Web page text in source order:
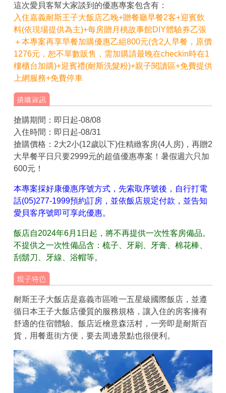
這次愛貝客幫大家談到的優惠專案包含有：
入住嘉義耐斯王子大飯店乙晚+贈餐廳早餐2客+迎賓飲
料(依現場提供為主)+每房贈月桃故事館DIY體驗券乙張
＋本專案再享早餐加購優惠乙組800元(含2人早餐，原價
1276元，恕不單數販售，需加購請最晚在checkin時在1
樓櫃台加購)+迎賓禮(耐斯洗髮粉)+親子閱讀區+免費提供
上網服務+免費停車
搶購期間：即日起-08/08
入住時間：即日起-08/31
搶購價格：2大2小(12歲以下)住精緻客房(4人房)，再贈2
大早餐平日只要2999元的超值優惠專案！暑假週六只加
600元！
本專案採好康優惠序號方式，先索取序號後，自行打電
話(05)277-1999預約訂房，並依飯店規定付款，並告知
愛貝客序號即可享此優惠。
飯店自2024年6月1日起，將不再提供一次性客房備品。
不提供之一次性備品含：梳子、牙刷、牙膏、棉花棒、
刮鬍刀、牙線、浴帽等。
耐斯王子大飯店是嘉義市區唯一五星級國際飯店，並遵
循日本王子大飯店優質的服務規格，讓入住的房客擁有
舒適的住宿體驗。飯店近檜意森活村，一旁即是耐斯百
貨，用餐逛街方便，要去周邊景點也很便利。